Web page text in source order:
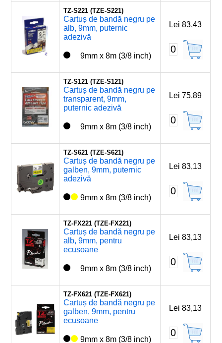
TZ-S221 (TZE-S221)
Cartuș de bandă negru pe
alb, 9mm, puternic
adezivă
9mm x 8m (3/8 inch)
Lei 83,43
0
TZ-S121 (TZE-S121)
Cartuș de bandă negru pe
transparent, 9mm,
puternic adezivă
9mm x 8m (3/8 inch)
Lei 75,89
0
TZ-S621 (TZE-S621)
Cartuș de bandă negru pe
galben, 9mm, puternic
adezivă
9mm x 8m (3/8 inch)
Lei 83,13
0
TZ-FX221 (TZE-FX221)
Cartuș de bandă negru pe
alb, 9mm, pentru
ecusoane
9mm x 8m (3/8 inch)
Lei 83,13
0
TZ-FX621 (TZE-FX621)
Cartuș de bandă negru pe
galben, 9mm, pentru
ecusoane
9mm x 8m (3/8 inch)
Lei 83,13
0